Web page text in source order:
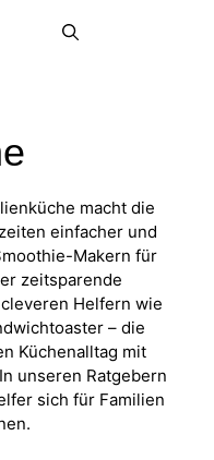
macht die
einfacher und
Makern für
zeitsparende
Helfern wie
– die
Küchenalltag mit
unseren Ratgebern
sich für Familien